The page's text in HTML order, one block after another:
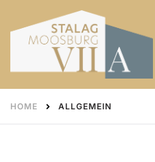
content
HOME ALLGEMEIN